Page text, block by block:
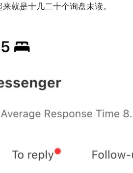
就是十几二十个询盘未读。